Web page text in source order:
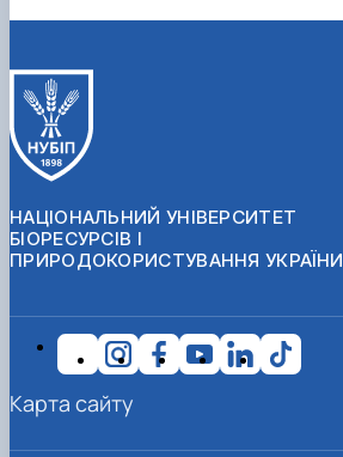
НАЦІОНАЛЬНИЙ УНІВЕРСИТЕТ
БІОРЕСУРСІВ І
ПРИРОДОКОРИСТУВАННЯ УКРАЇНИ
Карта сайту